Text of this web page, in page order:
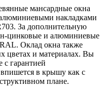
мансардные окна
накладками
За дополнительную
цинковые и алюминиевые
Оклад окна также
цветах и материалах. Вы
с гарантией
впишется в крышу как с
плане.